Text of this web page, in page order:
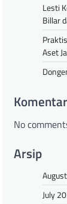
Lesti
Billar
Aset
No
Arsip
July